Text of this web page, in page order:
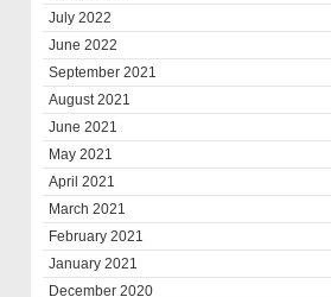
July 2022
June 2022
September 2021
August 2021
June 2021
May 2021
April 2021
March 2021
February 2021
January 2021
December 2020